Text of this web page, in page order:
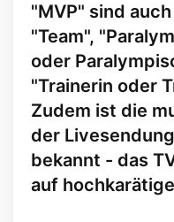
"MVP" sind
"Team",
oder
"Trainerin oder
Zudem ist die
der
bekannt - das
auf